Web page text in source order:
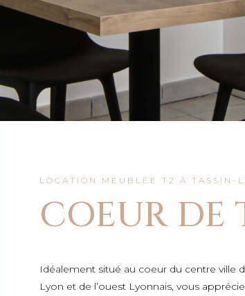
LOCATION MEUBLÉE T2 À TASSIN-
COEUR DE
Idéalement situé au coeur du centre ville
Lyon et de l’ouest Lyonnais, vous